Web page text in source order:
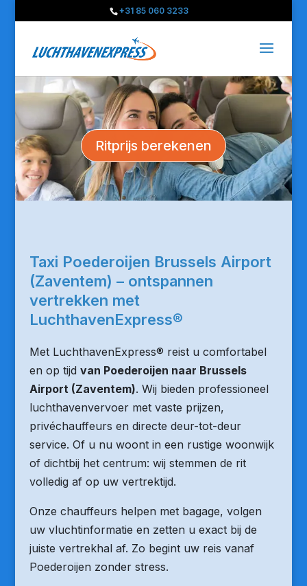
+31 85 060 3233
Ritprijs berekenen
Taxi Poederoijen Brussels Airport
(Zaventem) – ontspannen
vertrekken met
LuchthavenExpress®
Met LuchthavenExpress® reist u comfortabel
en op tijd van Poederoijen naar Brussels
Airport (Zaventem). Wij bieden professioneel
luchthavenvervoer met vaste prijzen,
privéchauffeurs en directe deur-tot-deur
service. Of u nu woont in een rustige woonwijk
of dichtbij het centrum: wij stemmen de rit
volledig af op uw vertrektijd.
Onze chauffeurs helpen met bagage, volgen
uw vluchtinformatie en zetten u exact bij de
juiste vertrekhal af. Zo begint uw reis vanaf
Poederoijen zonder stress.